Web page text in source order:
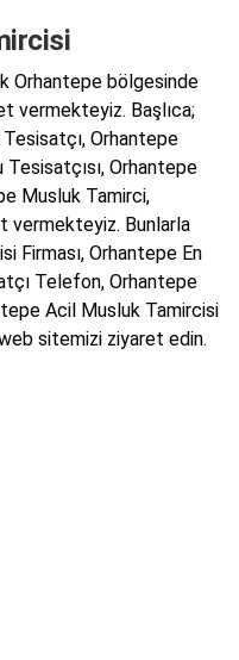
Orhantepe bölgesinde
vermekteyiz. Başlıca;
Orhantepe
Tesisatçısı, Orhantepe
Musluk Tamirci,
vermekteyiz. Bunlarla
Firması, Orhantepe En
Telefon, Orhantepe
Acil Musluk Tamircisi
sitemizi ziyaret edin.